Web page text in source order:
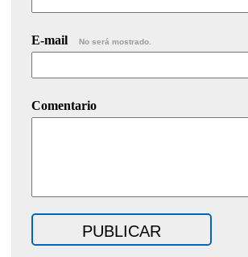
E-mail No será mostrado.
Comentario